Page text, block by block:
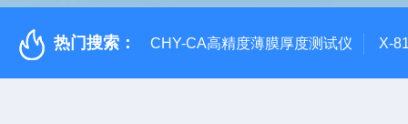
热门搜索： CHY-CA高精度薄膜厚度测试仪 X-